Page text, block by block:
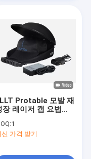
Protable 모발 재
장 레이저 캡 요법
1
신 가격 받기